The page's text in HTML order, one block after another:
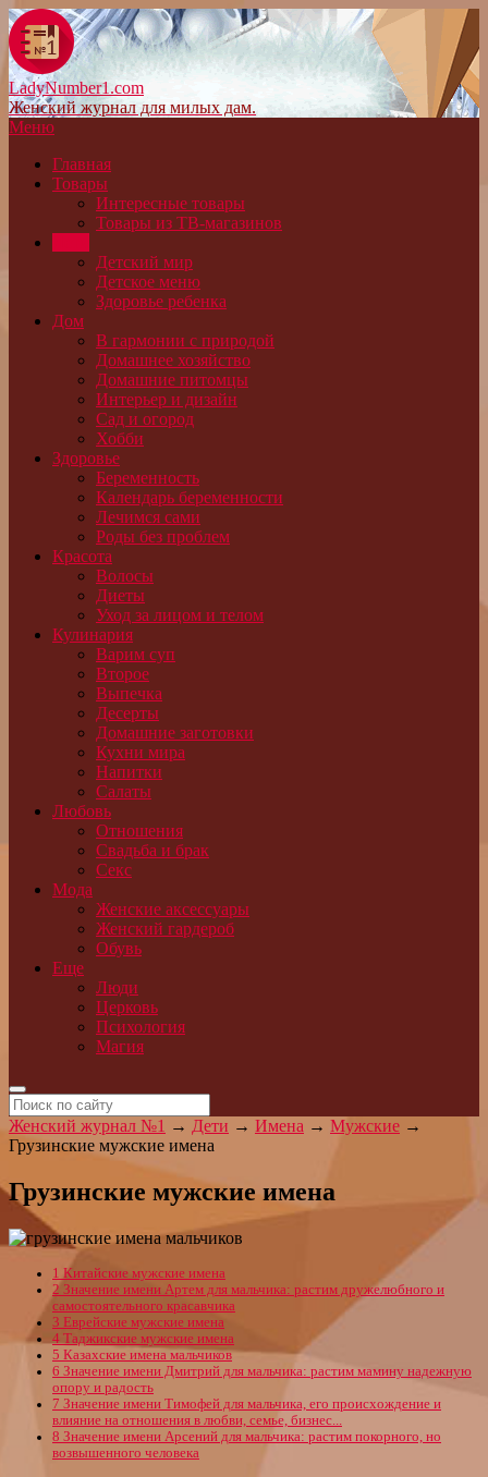
LadyNumber1.com
Женский журнал для милых дам.
Меню
Главная
Товары
Интересные товары
Товары из ТВ-магазинов
Детский мир
Детское меню
Здоровье ребенка
Дом
В гармонии с природой
Домашнее хозяйство
Домашние питомцы
Интерьер и дизайн
Сад и огород
Хобби
Здоровье
Беременность
Календарь беременности
Лечимся сами
Роды без проблем
Красота
Волосы
Диеты
Уход за лицом и телом
Кулинария
Варим суп
Второе
Выпечка
Десерты
Домашние заготовки
Кухни мира
Напитки
Салаты
Любовь
Отношения
Свадьба и брак
Секс
Мода
Женские аксессуары
Женский гардероб
Обувь
Еще
Люди
Церковь
Психология
Магия
Женский журнал №1 → Дети → Имена → Мужские →
Грузинские мужские имена
Грузинские мужские имена
1 Китайские мужские имена
2 Значение имени Артем для мальчика: растим дружелюбного и
самостоятельного красавчика
3 Еврейские мужские имена
4 Таджикские мужские имена
5 Казахские имена мальчиков
6 Значение имени Дмитрий для мальчика: растим мамину надежную
опору и радость
7 Значение имени Тимофей для мальчика, его происхождение и
влияние на отношения в любви, семье, бизнес...
8 Значение имени Арсений для мальчика: растим покорного, но
возвышенного человека